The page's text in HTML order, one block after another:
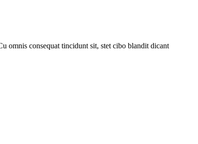
omnis consequat tincidunt sit, stet cibo blandit dicant